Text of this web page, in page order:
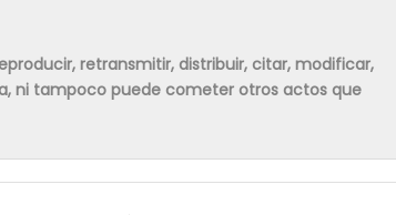
retransmitir, distribuir, citar, modificar,
ni tampoco puede cometer otros actos que